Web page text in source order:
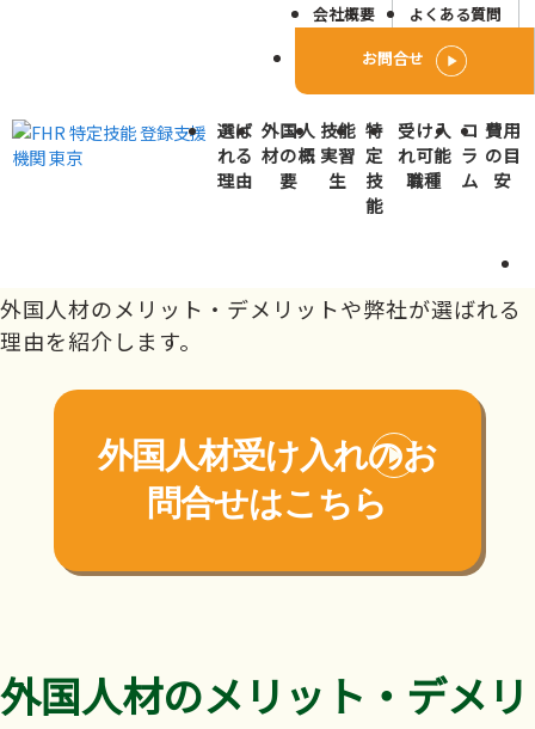
会社概要
よくある質問
お問合せ
選ば
れる
理由
外国人
材の概
要
技能
実習
生
特
定
技
能
受け入
れ可能
職種
コ
ラ
ム
費用
の目
安
玉名市で外国人人材派遣･
紹介会社をお探しの方へ
九州 熊本県 玉名市
玉名市で外国人材の受け入れを検討中の企業様へ。
外国人材のメリット・デメリットや弊社が選ばれる
理由を紹介します。
外国人材受け入れのお
問合せはこちら
外国人材のメリット・デメリ